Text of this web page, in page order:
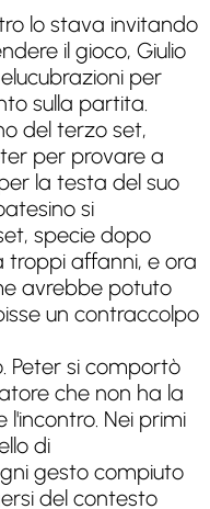
lo stava invitando
il gioco, Giulio
per
sulla partita.
del terzo set,
per provare a
la testa del suo
si
specie dopo
affanni, e ora
avrebbe potuto
un contraccolpo
Peter si comportò
che non ha la
Nei primi
di
gesto compiuto
del contesto